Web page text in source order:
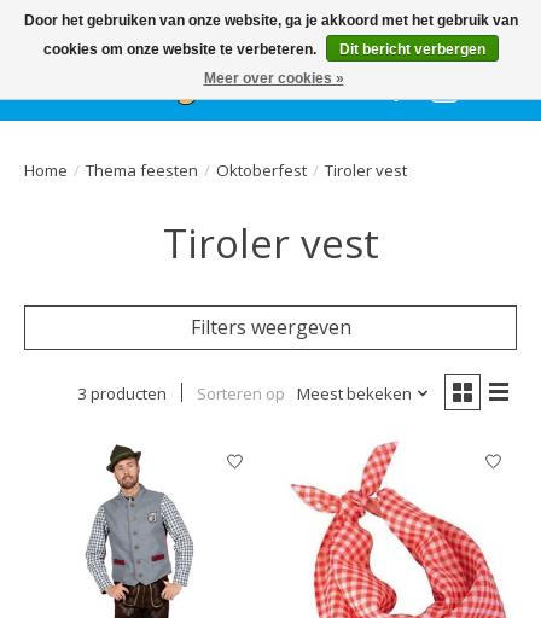
HetGEHELE jaar, grote collectie feestkleding & accessoires |
Ballonnen | Schmink | Bedrukking | Altijd gratis parkeren
Verlanglijst
Home / Thema feesten / Oktoberfest / Tiroler vest
Tiroler vest
Filters weergeven
3 producten Sorteren op Meest bekeken
Door het gebruiken van onze website, ga je akkoord met het gebruik van
cookies om onze website te verbeteren.
Dit bericht verbergen
Meer over cookies »